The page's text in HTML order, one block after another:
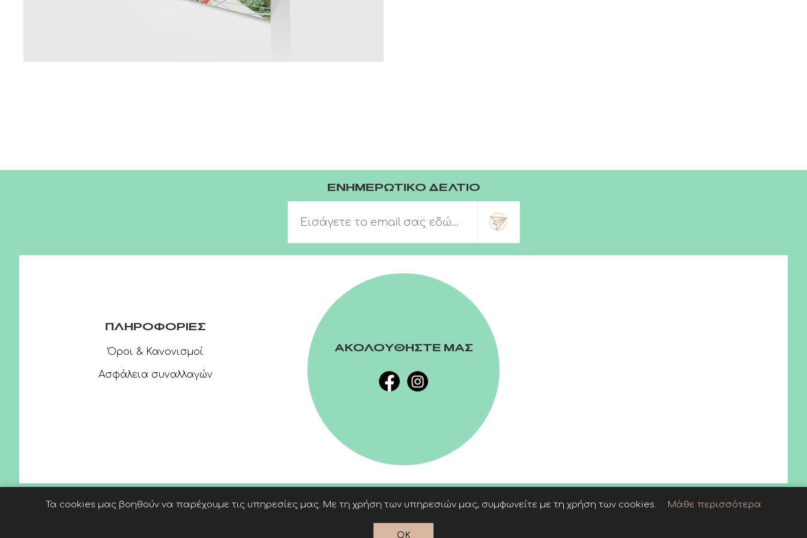
ΕΝΗΜΕΡΩΤΙΚΟ ΔΕΛΤΙΟ
ΑΚΟΛΟΥΘΗΣΤΕ ΜΑΣ
ΠΛΗΡΟΦΟΡΙΕΣ
Όροι & Κανονισμοί
Ασφάλεια συναλλαγών
© 2026 Linardatos Publishers
Τα cookies μας βοηθούν να παρέχουμε τις υπηρεσίες μας. Με τη χρήση των υπηρεσιών μας, συμφωνείτε με τη χρήση των cookies. Μάθε περισσότερα
OK